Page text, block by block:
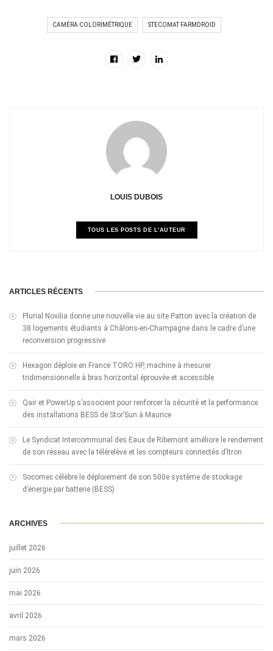
CAMÉRA COLORIMÉTRIQUE STECOMAT FARMDROID
LOUIS DUBOIS
TOUS LES POSTS DE L'AUTEUR
ARTICLES RÉCENTS
Plurial Novilia donne une nouvelle vie au site Patton avec la création de
38 logements étudiants à Châlons-en-Champagne dans le cadre d’une
reconversion progressive
Hexagon déploie en France TORO HP, machine à mesurer
tridimensionnelle à bras horizontal éprouvée et accessible
Qair et PowerUp s’associent pour renforcer la sécurité et la performance
des installations BESS de Stor’Sun à Maurice
Le Syndicat Intercommunal des Eaux de Ribemont améliore le rendement
de son réseau avec la télérelève et les compteurs connectés d’Itron
Socomec célèbre le déploiement de son 500e système de stockage
d’énergie par batterie (BESS)
ARCHIVES
juillet 2026
juin 2026
mai 2026
avril 2026
mars 2026